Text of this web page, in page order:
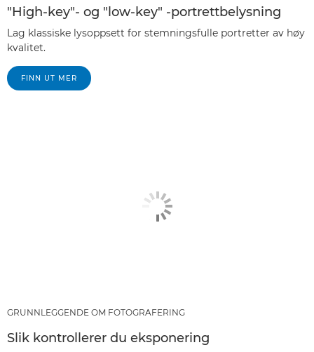
"High-key"- og "low-key" -portrettbelysning
Lag klassiske lysoppsett for stemningsfulle portretter av høy
kvalitet.
FINN UT MER
GRUNNLEGGENDE OM FOTOGRAFERING
Slik kontrollerer du eksponering